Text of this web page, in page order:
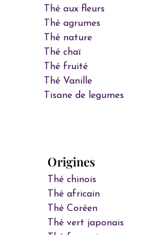
Thé aux fleurs
Thé agrumes
Thé nature
Thé chaï
Thé fruité
Thé Vanille
Tisane de legumes
Origines
Thé chinois
Thé africain
Thé Coréen
Thé vert japonais